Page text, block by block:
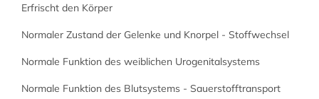
Erfrischt den Körper
Normaler Zustand der Gelenke und Knorpel - Stoffwechsel
Normale Funktion des weiblichen Urogenitalsystems
Normale Funktion des Blutsystems - Sauerstofftransport